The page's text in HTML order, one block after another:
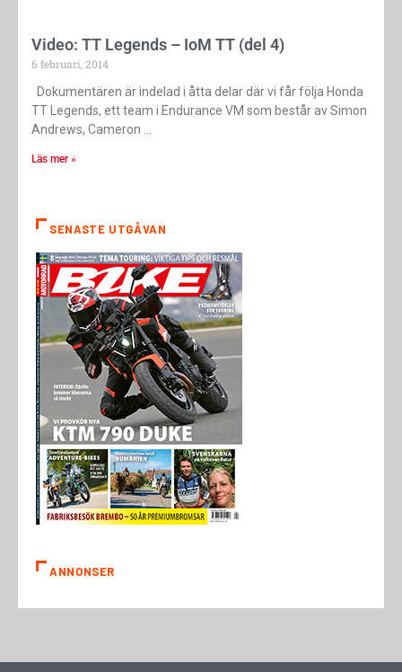
Video: TT Legends – IoM TT (del 4)
6 februari, 2014
Dokumentären är indelad i åtta delar där vi får följa Honda
TT Legends, ett team i Endurance VM som består av Simon
Andrews, Cameron
Läs mer »
SENASTE UTGÅVAN
ANNONSER